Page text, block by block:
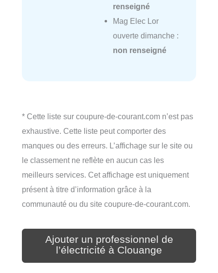
renseigné
Mag Elec Lor
ouverte dimanche :
non renseigné
* Cette liste sur coupure-de-courant.com n’est pas
exhaustive. Cette liste peut comporter des
manques ou des erreurs. L’affichage sur le site ou
le classement ne reflète en aucun cas les
meilleurs services. Cet affichage est uniquement
présent à titre d’information grâce à la
communauté ou du site coupure-de-courant.com.
Ajouter un professionnel de
l’électricité à Clouange